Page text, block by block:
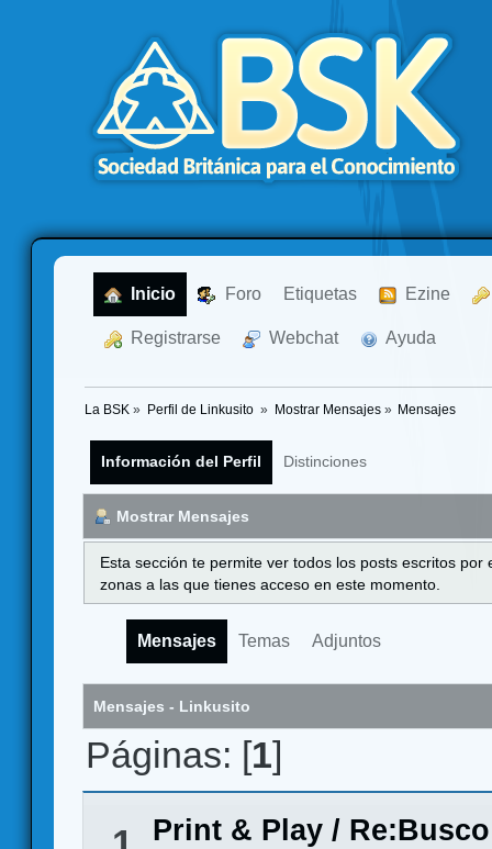
Inicio Foro Etiquetas Ezine
Registrarse Webchat Ayuda
La BSK » Perfil de Linkusito » Mostrar Mensajes» Mensajes
Información del Perfil Distinciones
Mostrar Mensajes
Esta sección te permite ver todos los posts escritos
zonas a las que tienes acceso en este momento.
Mensajes Temas Adjuntos
Mensajes - Linkusito
Páginas: [1]
Print & Play/